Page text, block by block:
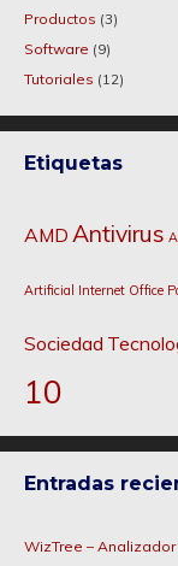
Productos (3)
Software (9)
Tutoriales (12)
Etiquetas
AMD Antivirus
Artificial Internet Office
Sociedad
10
Entradas
WizTree –